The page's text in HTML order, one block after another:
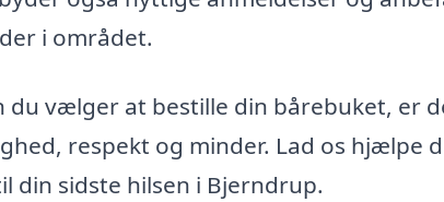
i området.
du vælger at bestille din bårebuket, er
respekt og minder. Lad os hjælpe
din sidste hilsen i Bjerndrup.